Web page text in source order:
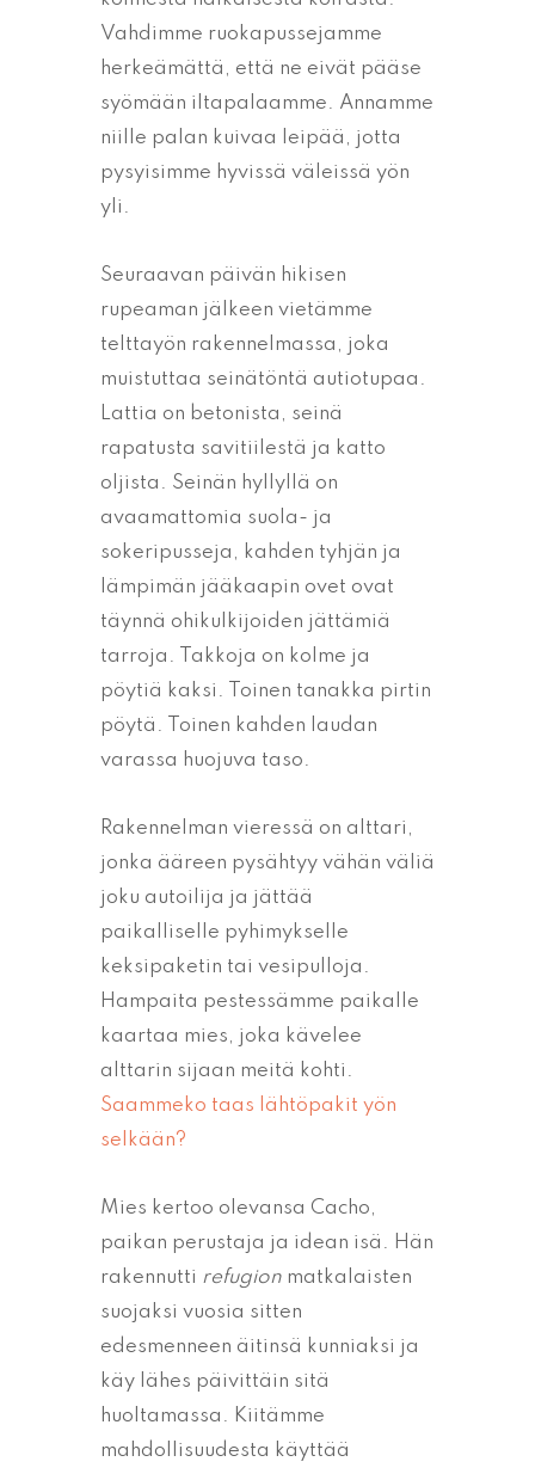
Vahdimme ruokapussejamme
herkeämättä, että ne eivät pääse
syömään iltapalaamme. Annamme
niille palan kuivaa leipää, jotta
pysyisimme hyvissä väleissä yön
yli.
Seuraavan päivän hikisen
rupeaman jälkeen vietämme
telttayön rakennelmassa, joka
muistuttaa seinätöntä autiotupaa.
Lattia on betonista, seinä
rapatusta savitiilestä ja katto
oljista. Seinän hyllyllä on
avaamattomia suola- ja
sokeripusseja, kahden tyhjän ja
lämpimän jääkaapin ovet ovat
täynnä ohikulkijoiden jättämiä
tarroja. Takkoja on kolme ja
pöytiä kaksi. Toinen tanakka pirtin
pöytä. Toinen kahden laudan
varassa huojuva taso.
Rakennelman vieressä on alttari,
jonka ääreen pysähtyy vähän väliä
joku autoilija ja jättää
paikalliselle pyhimykselle
keksipaketin tai vesipulloja.
Hampaita pestessämme paikalle
kaartaa mies, joka kävelee
alttarin sijaan meitä kohti.
Saammeko taas lähtöpakit yön
selkään?
Mies kertoo olevansa Cacho,
paikan perustaja ja idean isä. Hän
rakennutti refugion matkalaisten
suojaksi vuosia sitten
edesmenneen äitinsä kunniaksi ja
käy lähes päivittäin sitä
huoltamassa. Kiitämme
mahdollisuudesta käyttää